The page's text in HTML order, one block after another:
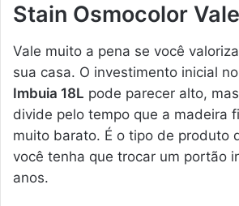
Stain Osmocolor
Vale muito a pena se você
sua casa. O investimento inicial no
Imbuia 18L pode parecer alto,
divide pelo tempo que a madeira
muito barato. É o tipo de produto
você tenha que trocar um portão
anos.